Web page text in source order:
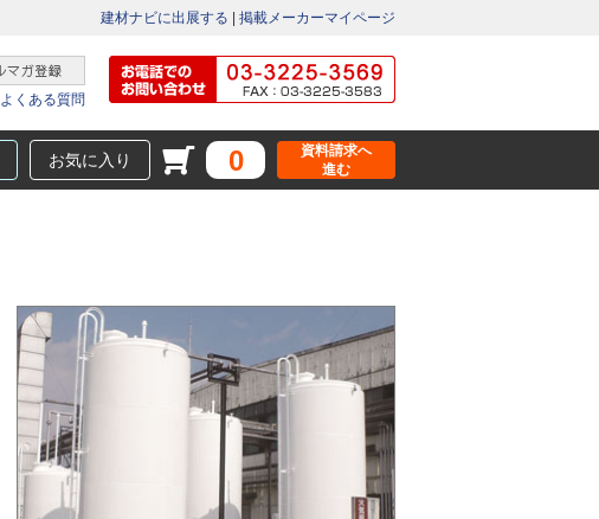
建材ナビに出展する 掲載メーカーマイページ
よくある質問
お気に入り 0
資料請求へ
進む